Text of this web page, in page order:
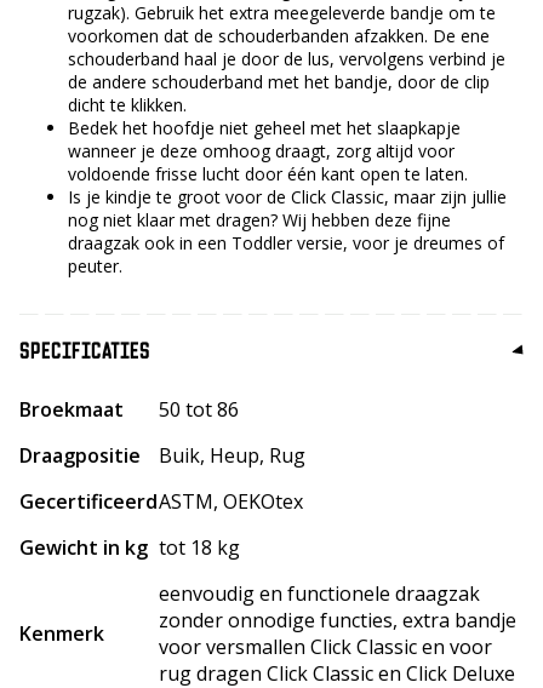
rugzak). Gebruik het extra meegeleverde bandje om te
voorkomen dat de schouderbanden afzakken. De ene
schouderband haal je door de lus, vervolgens verbind je
de andere schouderband met het bandje, door de clip
dicht te klikken.
Bedek het hoofdje niet geheel met het slaapkapje
wanneer je deze omhoog draagt, zorg altijd voor
voldoende frisse lucht door één kant open te laten.
Is je kindje te groot voor de Click Classic, maar zijn jullie
nog niet klaar met dragen? Wij hebben deze fijne
draagzak ook in een Toddler versie, voor je dreumes of
peuter.
SPECIFICATIES
Broekmaat
50 tot 86
Draagpositie
Buik, Heup, Rug
GecertificeerdASTM, OEKOtex
Gewicht in kg tot 18 kg
Kenmerk
eenvoudig en functionele draagzak
zonder onnodige functies, extra bandje
voor versmallen Click Classic en voor
rug dragen Click Classic en Click Deluxe